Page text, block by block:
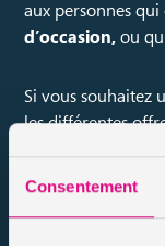
Consentement
aux personnes
d’occasion,ou
Si vous souhaitez
les différentes